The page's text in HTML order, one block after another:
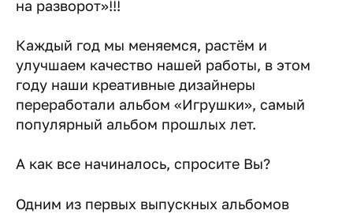
на разворот»!!!
Каждый год мы меняемся, растём и
улучшаем качество нашей работы, в этом
году наши креативные дизайнеры
переработали альбом «Игрушки», самый
популярный альбом прошлых лет.
А как все начиналось, спросите Вы?
Одним из первых выпускных альбомов